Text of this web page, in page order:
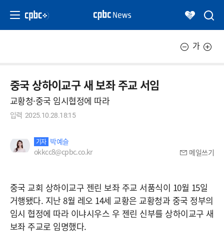
가
중국 상하이교구 새 보좌 주교 서임
교황청·중국 임시협정에 따라
입력 2025.10.28.18:15
기자 박예슬
okkcc8@cpbc.co.kr
메일쓰기
중국 교회 상하이교구 젠린 보좌 주교 서품식이 10월 15일
거행됐다. 지난 8월 레오 14세 교황은 교황청과 중국 정부의
임시 협정에 따라 이냐시우스 우 젠린 신부를 상하이교구 새
보좌 주교로 임명했다.